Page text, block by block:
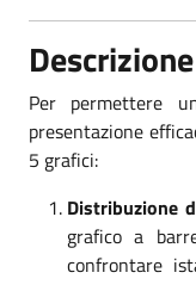
Per permettere
presentazione
5 grafici:
Distribuzione
grafico a
confrontare